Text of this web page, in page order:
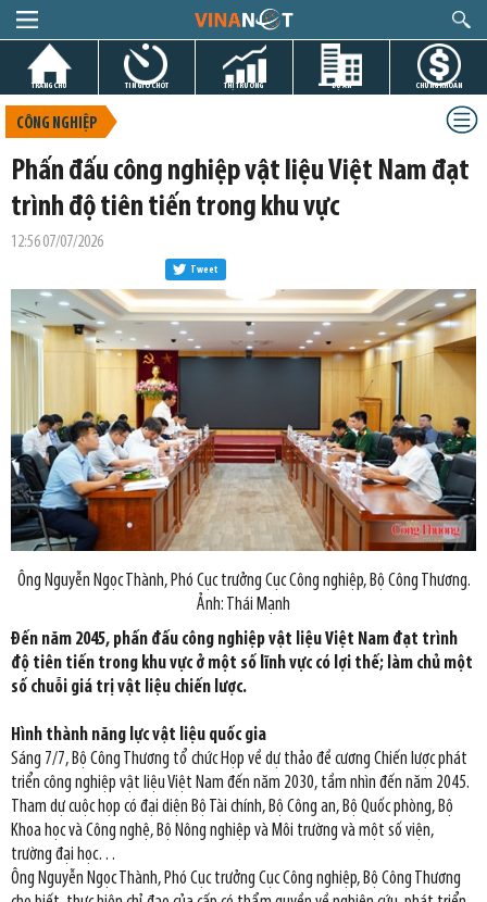
TRANG CHỦ TIN GIỜ CHÓT THỊ TRƯỜNG DỰ ÁN CHỨNG KHOÁN
CÔNG NGHIỆP
Phấn đấu công nghiệp vật liệu Việt Nam đạt
trình độ tiên tiến trong khu vực
12:56 07/07/2026
Tweet
Ông Nguyễn Ngọc Thành, Phó Cục trưởng Cục Công nghiệp, Bộ Công Thương.
Ảnh: Thái Mạnh
Đến năm 2045, phấn đấu công nghiệp vật liệu Việt Nam đạt trình
độ tiên tiến trong khu vực ở một số lĩnh vực có lợi thế; làm chủ một
số chuỗi giá trị vật liệu chiến lược.
Hình thành năng lực vật liệu quốc gia
Sáng 7/7, Bộ Công Thương tổ chức Họp về dự thảo đề cương Chiến lược phát
triển công nghiệp vật liệu Việt Nam đến năm 2030, tầm nhìn đến năm 2045.
Tham dự cuộc họp có đại diện Bộ Tài chính, Bộ Công an, Bộ Quốc phòng, Bộ
Khoa học và Công nghệ, Bộ Nông nghiệp và Môi trường và một số viện,
trường đại học…
Ông Nguyễn Ngọc Thành, Phó Cục trưởng Cục Công nghiệp, Bộ Công Thương